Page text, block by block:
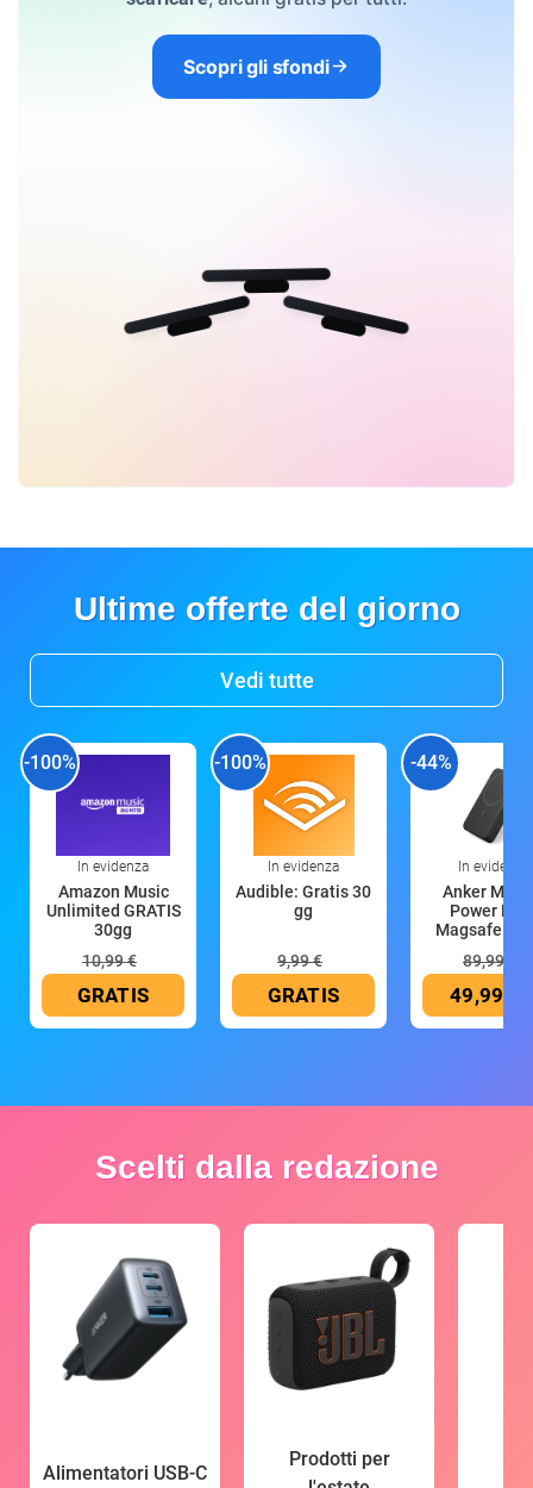
Scopri gli sfondi
Ultime offerte del giorno
Vedi tutte
-100%
In evidenza
Amazon Music
Unlimited GRATIS
30gg
10,99 €
GRATIS
-100%
In evidenza
Audible: Gratis 30
gg
9,99 €
GRATIS
-44%
In evidenza
Anker
Power
Magsafe
89,99 €
49,99 €
Scelti dalla redazione
Alimentatori USB-C
Prodotti per